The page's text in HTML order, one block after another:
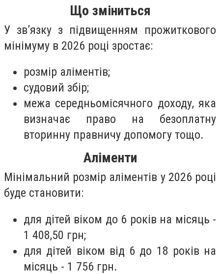
Що зміниться
У зв’язку з підвищенням прожиткового
мінімуму в 2026 році зростає:
розмір аліментів;
судовий збір;
межа середньомісячного доходу, яка
визначає право на безоплатну
вторинну правничу допомогу тощо.
Аліменти
Мінімальний розмір аліментів у 2026 році
буде становити:
для дітей віком до 6 років на місяць -
1 408,50 грн;
для дітей віком від 6 до 18 років на
місяць - 1 756 грн.